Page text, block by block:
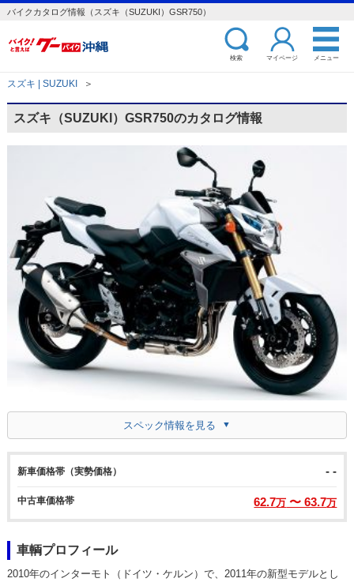
バイクカタログ情報（スズキ（SUZUKI）GSR750）
検索 マイページ メニュー
スズキ | SUZUKI ＞
スズキ（SUZUKI）GSR750のカタログ情報
スペック情報を見る
新車価格帯（実勢価格） - -
中古車価格帯 62.7万 〜 63.7万
車輌プロフィール
2010年のインターモト（ドイツ・ケルン）で、2011年の新型モデルとし